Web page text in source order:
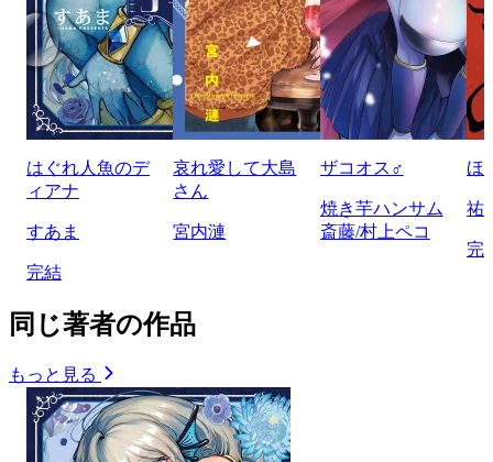
はぐれ人魚のデ
ィアナ
すあま
完結
哀れ愛して大島
さん
宮内漣
ザコオス♂
焼き芋ハンサム
斎藤/村上ペコ
ほ
祐
完
同じ著者の作品
もっと見る